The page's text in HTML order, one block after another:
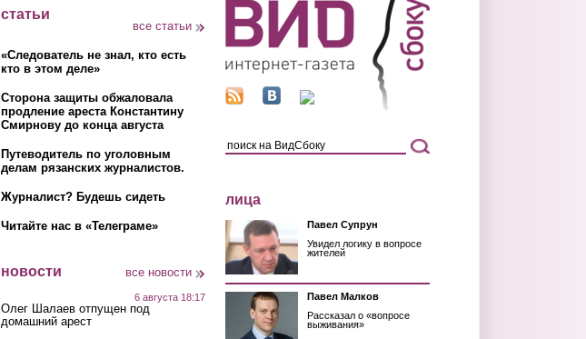
статьи
все статьи
«Следователь не знал, кто есть
кто в этом деле»
Сторона защиты обжаловала
продление ареста Константину
Смирнову до конца августа
Путеводитель по уголовным
делам рязанских журналистов.
Журналист? Будешь сидеть
Читайте нас в «Телеграме»
новости все новости
6 августа 18:17
Олег Шалаев отпущен под
домашний арест
лица
Павел Супрун
Увидел логику в вопросе
жителей
Павел Малков
Рассказал о «вопросе
выживания»